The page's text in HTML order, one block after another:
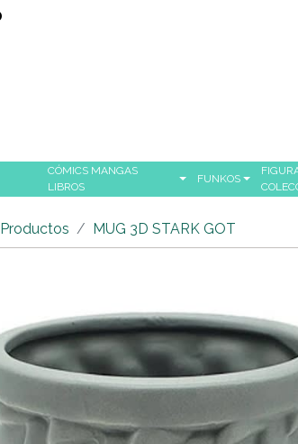
CÓMICS MANGAS
LIBROS
FUNKOS
Productos MUG 3D STARK GOT